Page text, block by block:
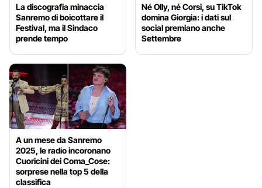
La discografia minaccia
Sanremo di boicottare il
Festival, ma il Sindaco
prende tempo
Né Olly, né Corsi, su TikTok
domina Giorgia: i dati sul
social premiano anche
Settembre
A un mese da Sanremo
2025, le radio incoronano
Cuoricini dei Coma_Cose:
sorprese nella top 5 della
classifica